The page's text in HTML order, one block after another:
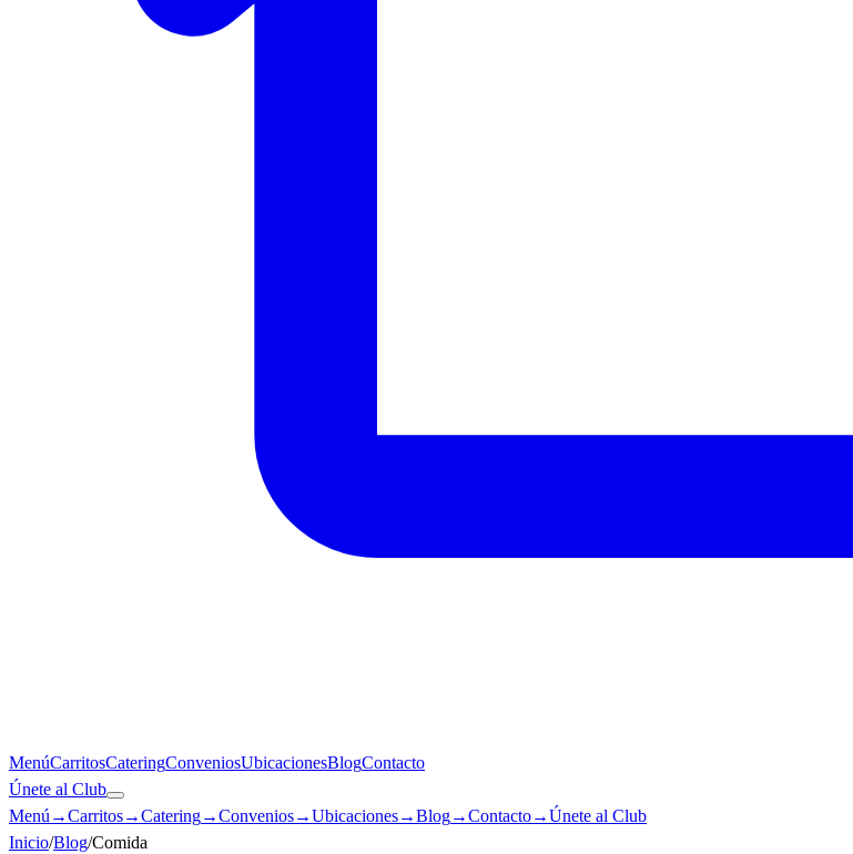
MenúCarritosCateringConveniosUbicacionesBlogContacto
Únete al Club
Menú →Carritos→Catering→Convenios→Ubicaciones→Blog→Contacto→Únete al Club
Inicio/Blog/Comida